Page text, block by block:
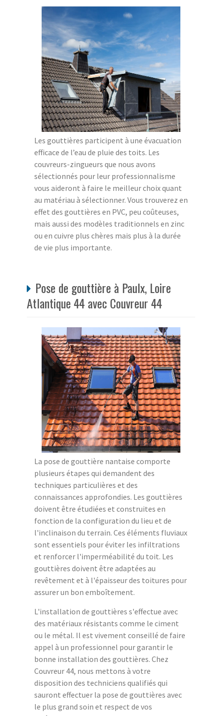
Les gouttières participent à une évacuation
efficace de l’eau de pluie des toits. Les
couvreurs-zingueurs que nous avons
sélectionnés pour leur professionnalisme
vous aideront à faire le meilleur choix quant
au matériau à sélectionner. Vous trouverez en
effet des gouttières en PVC, peu coûteuses,
mais aussi des modèles traditionnels en zinc
ou en cuivre plus chères mais plus à la durée
de vie plus importante.
Pose de gouttière à Paulx, Loire
Atlantique 44 avec Couvreur 44
La pose de gouttière nantaise comporte
plusieurs étapes qui demandent des
techniques particulières et des
connaissances approfondies. Les gouttières
doivent être étudiées et construites en
fonction de la configuration du lieu et de
l'inclinaison du terrain. Ces éléments fluviaux
sont essentiels pour éviter les infiltrations
et renforcer l'imperméabilité du toit. Les
gouttières doivent être adaptées au
revêtement et à l'épaisseur des toitures pour
assurer un bon emboîtement.
L'installation de gouttières s'effectue avec
des matériaux résistants comme le ciment
ou le métal. Il est vivement conseillé de faire
appel à un professionnel pour garantir le
bonne installation des gouttières. Chez
Couvreur 44, nous mettons à votre
disposition des techniciens qualifiés qui
sauront effectuer la pose de gouttières avec
le plus grand soin et respect de vos